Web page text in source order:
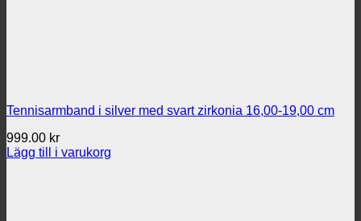
Tennisarmband i silver med svart zirkonia 16,00-19,00 cm
999.00 kr
Lägg till i varukorg